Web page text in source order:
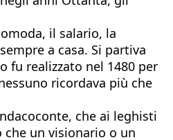
il salario, la
a casa. Si partiva
fu realizzato nel 1480 per
ricordava più che
che ai leghisti
che un visionario o un